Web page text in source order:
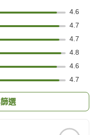
4.6
4.7
4.7
4.8
4.6
4.7
選